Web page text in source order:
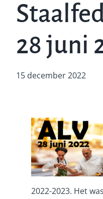
28 juni
15 december 2022
2022-2023. Het